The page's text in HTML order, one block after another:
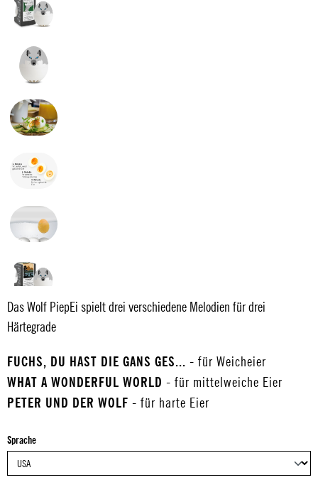
Das Wolf PiepEi spielt drei verschiedene Melodien für drei
Härtegrade
FUCHS, DU HAST DIE GANS GES... - für Weicheier
WHAT A WONDERFUL WORLD - für mittelweiche Eier
PETER UND DER WOLF - für harte Eier
Spracheauswählen